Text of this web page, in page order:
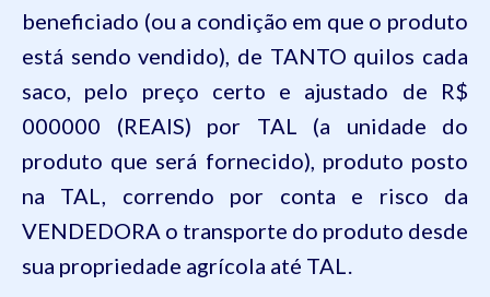
beneficiado (ou a condição em que o produto
está sendo vendido), de TANTO quilos cada
saco, pelo preço certo e ajustado de R$
000000 (REAIS) por TAL (a unidade do
produto que será fornecido), produto posto
na TAL, correndo por conta e risco da
VENDEDORA o transporte do produto desde
sua propriedade agrícola até TAL.